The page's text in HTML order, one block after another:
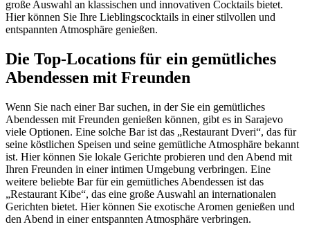
große Auswahl an klassischen und innovativen Cocktails bietet.
Hier können Sie Ihre Lieblingscocktails in einer stilvollen und
entspannten Atmosphäre genießen.
Die Top-Locations für ein gemütliches
Abendessen mit Freunden
Wenn Sie nach einer Bar suchen, in der Sie ein gemütliches
Abendessen mit Freunden genießen können, gibt es in Sarajevo
viele Optionen. Eine solche Bar ist das „Restaurant Dveri“, das für
seine köstlichen Speisen und seine gemütliche Atmosphäre bekannt
ist. Hier können Sie lokale Gerichte probieren und den Abend mit
Ihren Freunden in einer intimen Umgebung verbringen. Eine
weitere beliebte Bar für ein gemütliches Abendessen ist das
„Restaurant Kibe“, das eine große Auswahl an internationalen
Gerichten bietet. Hier können Sie exotische Aromen genießen und
den Abend in einer entspannten Atmosphäre verbringen.